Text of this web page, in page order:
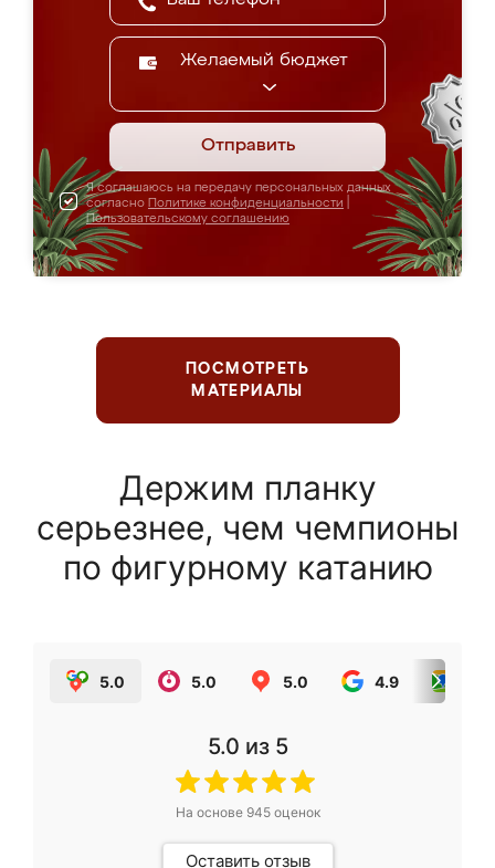
Желаемый бюджет
Отправить
Я соглашаюсь на передачу персональных данных
согласно Политике конфиденциальности
Пользовательскому соглашению
ПОСМОТРЕТЬ
МАТЕРИАЛЫ
Держим планку
серьезнее, чем чемпионы
по фигурному катанию
5.0 5.0 5.0 4.9
5.0 из 5
На основе 945оценок
Оставить отзыв